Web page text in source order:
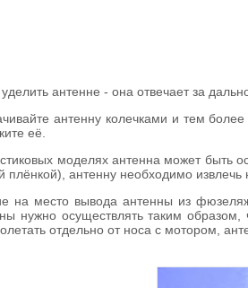
антенне - она отвечает за
антенну колечками и тем
её.
моделях антенна может быть
плёнкой), антенну необходимо извлечь
на место вывода антенны из
нужно осуществлять таким
отдельно от носа с мотором,